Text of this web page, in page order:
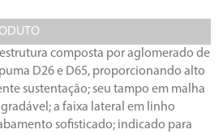
composta por aglomerado de
D26 e D65, proporcionando alto
sustentação; seu tampo em malha
a faixa lateral em linho
sofisticado; indicado para